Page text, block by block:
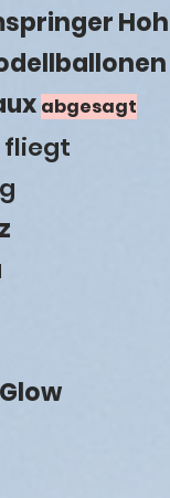
abgesagt
fliegt